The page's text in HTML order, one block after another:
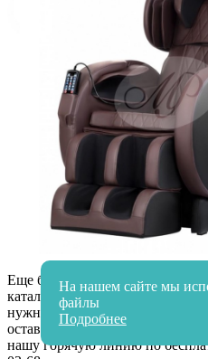
Еще больше идей для подарков
каталоге интернет-магазина
нужна помощь в выборе товара
оставляйте заявку на
нашу горячую линию по
На нашем сайте мы
файлы
Подробнее